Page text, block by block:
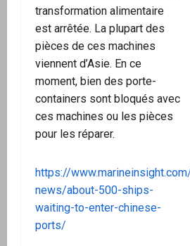
transformation alimentaire
est arrêtée. La plupart des
pièces de ces machines
viennent d’Asie. En ce
moment, bien des porte-
containers sont bloqués avec
ces machines ou les pièces
pour les réparer.
https://
news/about-500-ships-
waiting-to-enter-chinese-
ports/